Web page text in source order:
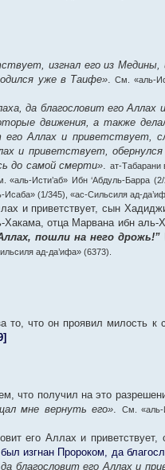
изгнал его из Медины,
уже в Таифе» .См. «аль-
да благословит его Аллах
движения, а также
Аллах и приветствует,
и приветствует, обернулся
до самой смерти»
ат-Табарани
«аль-Исти’аб» Ибн ‘Абдуль-Барра
(1/345), «ас-Сильсиля ад-
и приветствует, сын
отца Марвана ибн аль-
пошли на него дрожь!”
ад-да’ифа» (6373).
то, что он проявил милость к
что получил на это
мне вернуть его»
См. «аль-
его Аллах и приветствует,
изгнан Пророком, да
благословит его Аллах и